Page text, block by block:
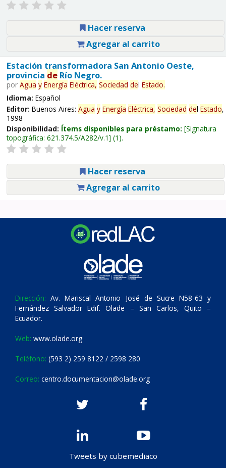
Hacer reserva
Agregar al carrito
Estación transformadora San Antonio Oeste,
provincia deRío Negro.
por Agua y Energía Eléctrica, Sociedad del Estado.
Idioma: Español
Editor: Buenos Aires: Agua y Energía Eléctrica, Sociedad del Estado,
1998
Disponibilidad: Ítems disponibles para préstamo: Signatura
topográfica: 621.374.5/A282/v.1 (1).
Hacer reserva
Agregar al carrito
Dirección: Av. Mariscal Antonio José de Sucre N58-63 y
Fernández Salvador Edif. Olade – San Carlos, Quito –
Ecuador.
Web: www.olade.org
Teléfono: (593 2) 259 8122 / 2598 280
Correo: centro.documentacion@olade.org
Tweets by cubemediaco